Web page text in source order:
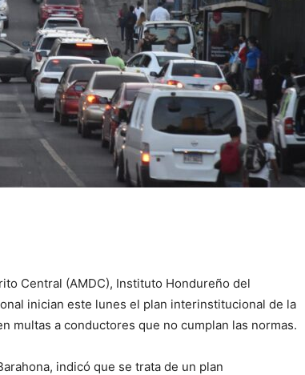
Central (AMDC), Instituto Hondureño del
inician este lunes el plan interinstitucional de la
multas a conductores que no cumplan las normas.
indicó que se trata de un plan